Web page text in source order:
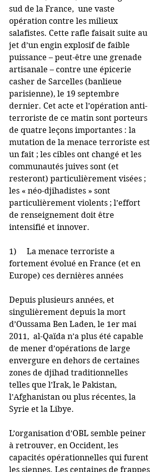
sud de la France,  une vaste
opération contre les milieux
salafistes. Cette rafle faisait suite au
jet d’un engin explosif de faible
puissance – peut-être une grenade
artisanale – contre une épicerie
casher de Sarcelles (banlieue
parisienne), le 19 septembre
dernier. Cet acte et l’opération anti-
terroriste de ce matin sont porteurs
de quatre leçons importantes : la
mutation de la menace terroriste est
un fait ; les cibles ont changé et les
communautés juives sont (et
resteront) particulièrement visées ;
les « néo-djihadistes » sont
particulièrement violents ; l’effort
de renseignement doit être
intensifié et innover.
1)     La menace terroriste a
fortement évolué en France (et en
Europe) ces dernières années
Depuis plusieurs années, et
singulièrement depuis la mort
d’Oussama Ben Laden, le 1er mai
2011,  al-Qaïda n’a plus été capable
de mener d’opérations de large
envergure en dehors de certaines
zones de djihad traditionnelles
telles que l’Irak, le Pakistan,
l’Afghanistan ou plus récentes, la
Syrie et la Libye.
L’organisation d’OBL semble peiner
à retrouver, en Occident, les
capacités opérationnelles qui furent
les siennes. Les centaines de frappes